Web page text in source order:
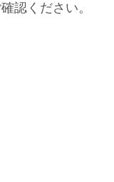
認ください。